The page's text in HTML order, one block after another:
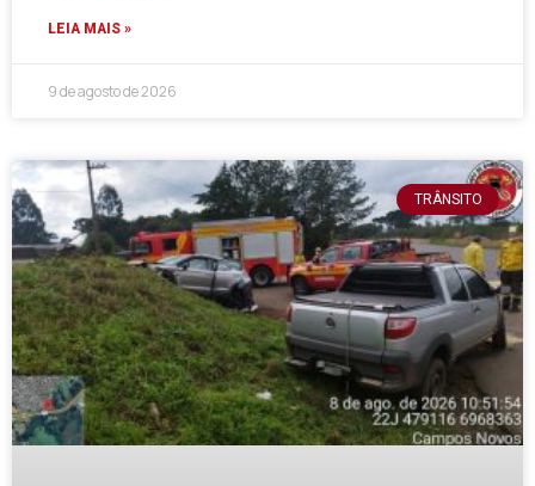
LEIA MAIS »
9 de agosto de 2026
TRÂNSITO